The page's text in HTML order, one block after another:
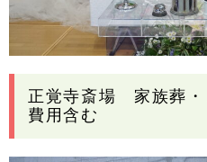
正覚寺斎場 家族葬
費用含む